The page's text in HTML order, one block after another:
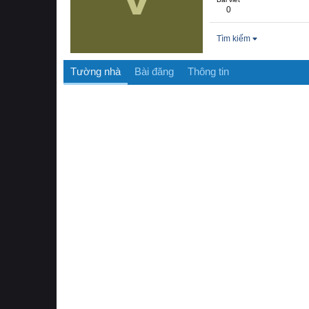
0
Tìm kiếm
Tường nhà Bài đăng Thông tin